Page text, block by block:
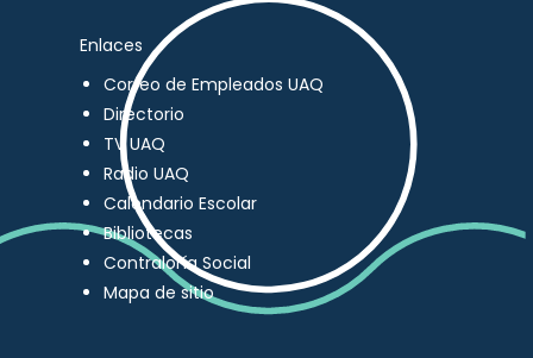
Enlaces
Correo de Empleados UAQ
Directorio
TV UAQ
Radio UAQ
Calendario Escolar
Bibliotecas
Contraloría Social
Mapa de sitio